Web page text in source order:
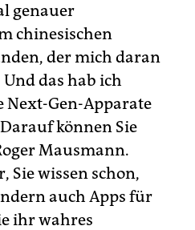
genauer
chinesischen
der mich daran
das hab ich
Next-Gen-Apparate
können Sie
Mausmann.
Sie wissen schon,
auch Apps für
ihr wahres